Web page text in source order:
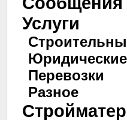
Услуги
Юридические
Перевозки
Разное